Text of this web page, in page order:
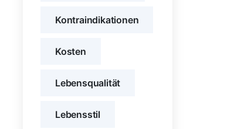
Kontraindikationen
Kosten
Lebensqualität
Lebensstil